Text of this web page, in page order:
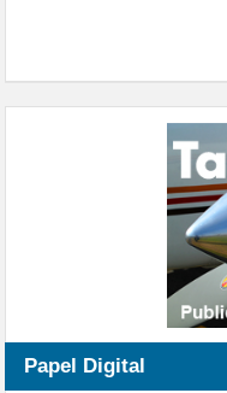
Papel Digital